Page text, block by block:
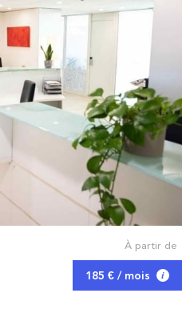
À partir de
185 € / mois